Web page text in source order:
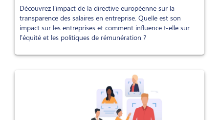
Découvrez l'impact de la directive européenne sur la
transparence des salaires en entreprise. Quelle est son
impact sur les entreprises et comment influence t-elle sur
l'équité et les politiques de rémunération ?